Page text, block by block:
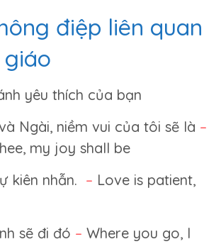
điệp liên quan
yêu thích của bạn
Ngài, niềm vui của tôi sẽ là –
my joy shall be
kiên nhẫn. – Love is patient,
sẽ đi đó – Where you go, I